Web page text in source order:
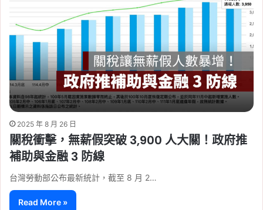
2025 年 8 月 26 日
關稅衝擊，無薪假突破 3,900 人大關！政府推
補助與金融 3 防線
台灣勞動部公布最新統計，截至 8 月 2…
Read More »